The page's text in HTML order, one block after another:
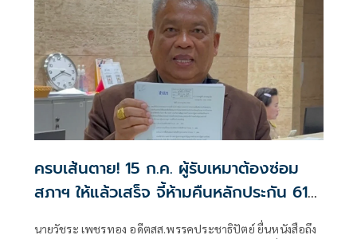
ครบเส้นตาย! 15 ก.ค. ผู้รับเหมาต้องซ่อม
สภาฯ ให้แล้วเสร็จ จี้ห้ามคืนหลักประกัน 614
ล้านบาท คิดค่าปรับล่าช้าวันละ 12 ล้าน
นายวัชระ เพชรทอง อดีตสส.พรรคประชาธิปัตย์ ยื่นหนังสือถึง